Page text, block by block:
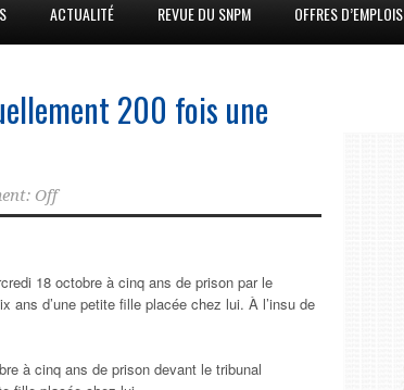
ACTUALITÉ REVUE DU SNPM OFFRES D’EMPLOIS
200 fois une
Off
18 octobre à cinq ans de prison par le
ans d’une petite fille placée chez lui. À l’insu de
à cinq ans de prison devant le tribunal